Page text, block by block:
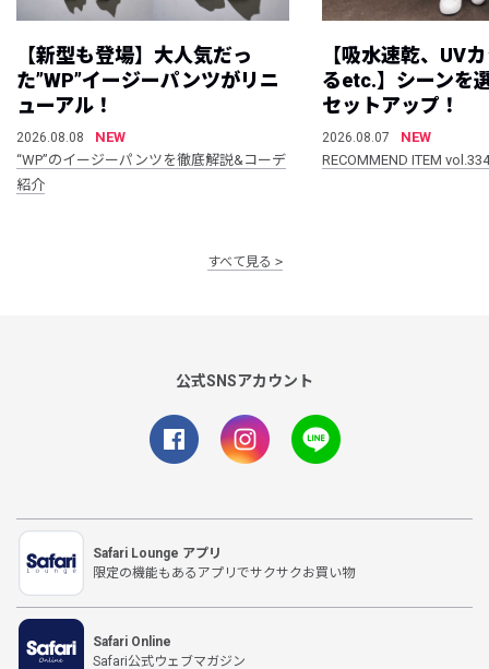
【新型も登場】大人気だっ
た”WP”イージーパンツがリニ
ューアル！
2026.08.08
NEW
“WP”のイージーパンツを徹底解説&コーデ
紹介
【吸水速乾、UV
るetc.】シーンを
セットアップ！
2026.08.07
NEW
RECOMMEND ITEM vol.334
すべて見る
公式SNSアカウント
Safari Lounge アプリ
限定の機能もあるアプリでサクサクお買い物
Safari Online
Safari公式ウェブマガジン